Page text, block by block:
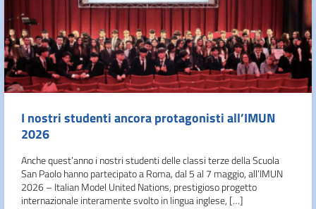
I nostri studenti ancora protagonisti all’IMUN
2026
Anche quest’anno i nostri studenti delle classi terze della Scuola
San Paolo hanno partecipato a Roma, dal 5 al 7 maggio, all’IMUN
2026 – Italian Model United Nations, prestigioso progetto
internazionale interamente svolto in lingua inglese, […]